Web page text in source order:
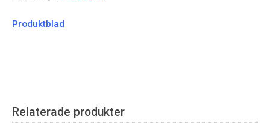
Produktblad
Relaterade produkter